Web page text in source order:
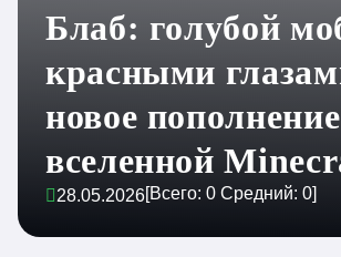
Блаб: голубой
красными
новое пополнение
вселенной
28.05.2026[Всего: 0 Средний: 0]